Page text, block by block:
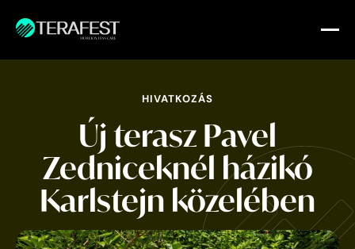
HIVATKOZÁS
Új terasz Pavel
Zedniceknél házikó
Karlstejn közelében